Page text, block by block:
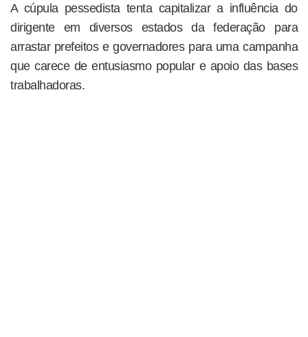
A cúpula pessedista tenta capitalizar a influência do
dirigente em diversos estados da federação para
arrastar prefeitos e governadores para uma campanha
que carece de entusiasmo popular e apoio das bases
trabalhadoras.